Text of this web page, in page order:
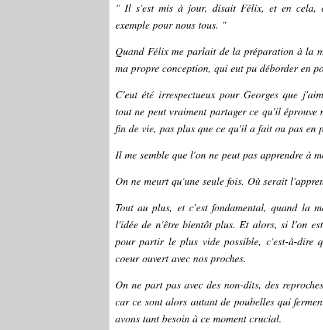
" Il s'est mis à jour, disait Félix, et en
exemple pour nous tous. "
Quand Félix me parlait de la préparation à la
ma propre conception, qui eut pu déborder en
C'eut été irrespectueux pour Georges que
tout ne peut vraiment partager ce qu'il éprouve
fin de vie, pas plus que ce qu'il a fait ou pas en
Il me semble que l'on ne peut pas apprendre à
On ne meurt qu'une seule fois. Où serait
Tout au plus, et c'est fondamental, quand la
l'idée de n'être bientôt plus. Et alors, si l'on
pour partir le plus vide possible, c'est-à-dire
coeur ouvert avec nos proches.
On ne part pas avec des non-dits, des
car ce sont alors autant de poubelles qui
avons tant besoin à ce moment crucial.